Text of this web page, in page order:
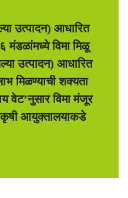
उत्पादन) आधारित
मंडळांमध्ये विमा मिळू
उत्पादन) आधारित
मिळण्याची शक्यता
वेट’नुसार विमा मंजूर
कृषी आयुक्तालयाकडे